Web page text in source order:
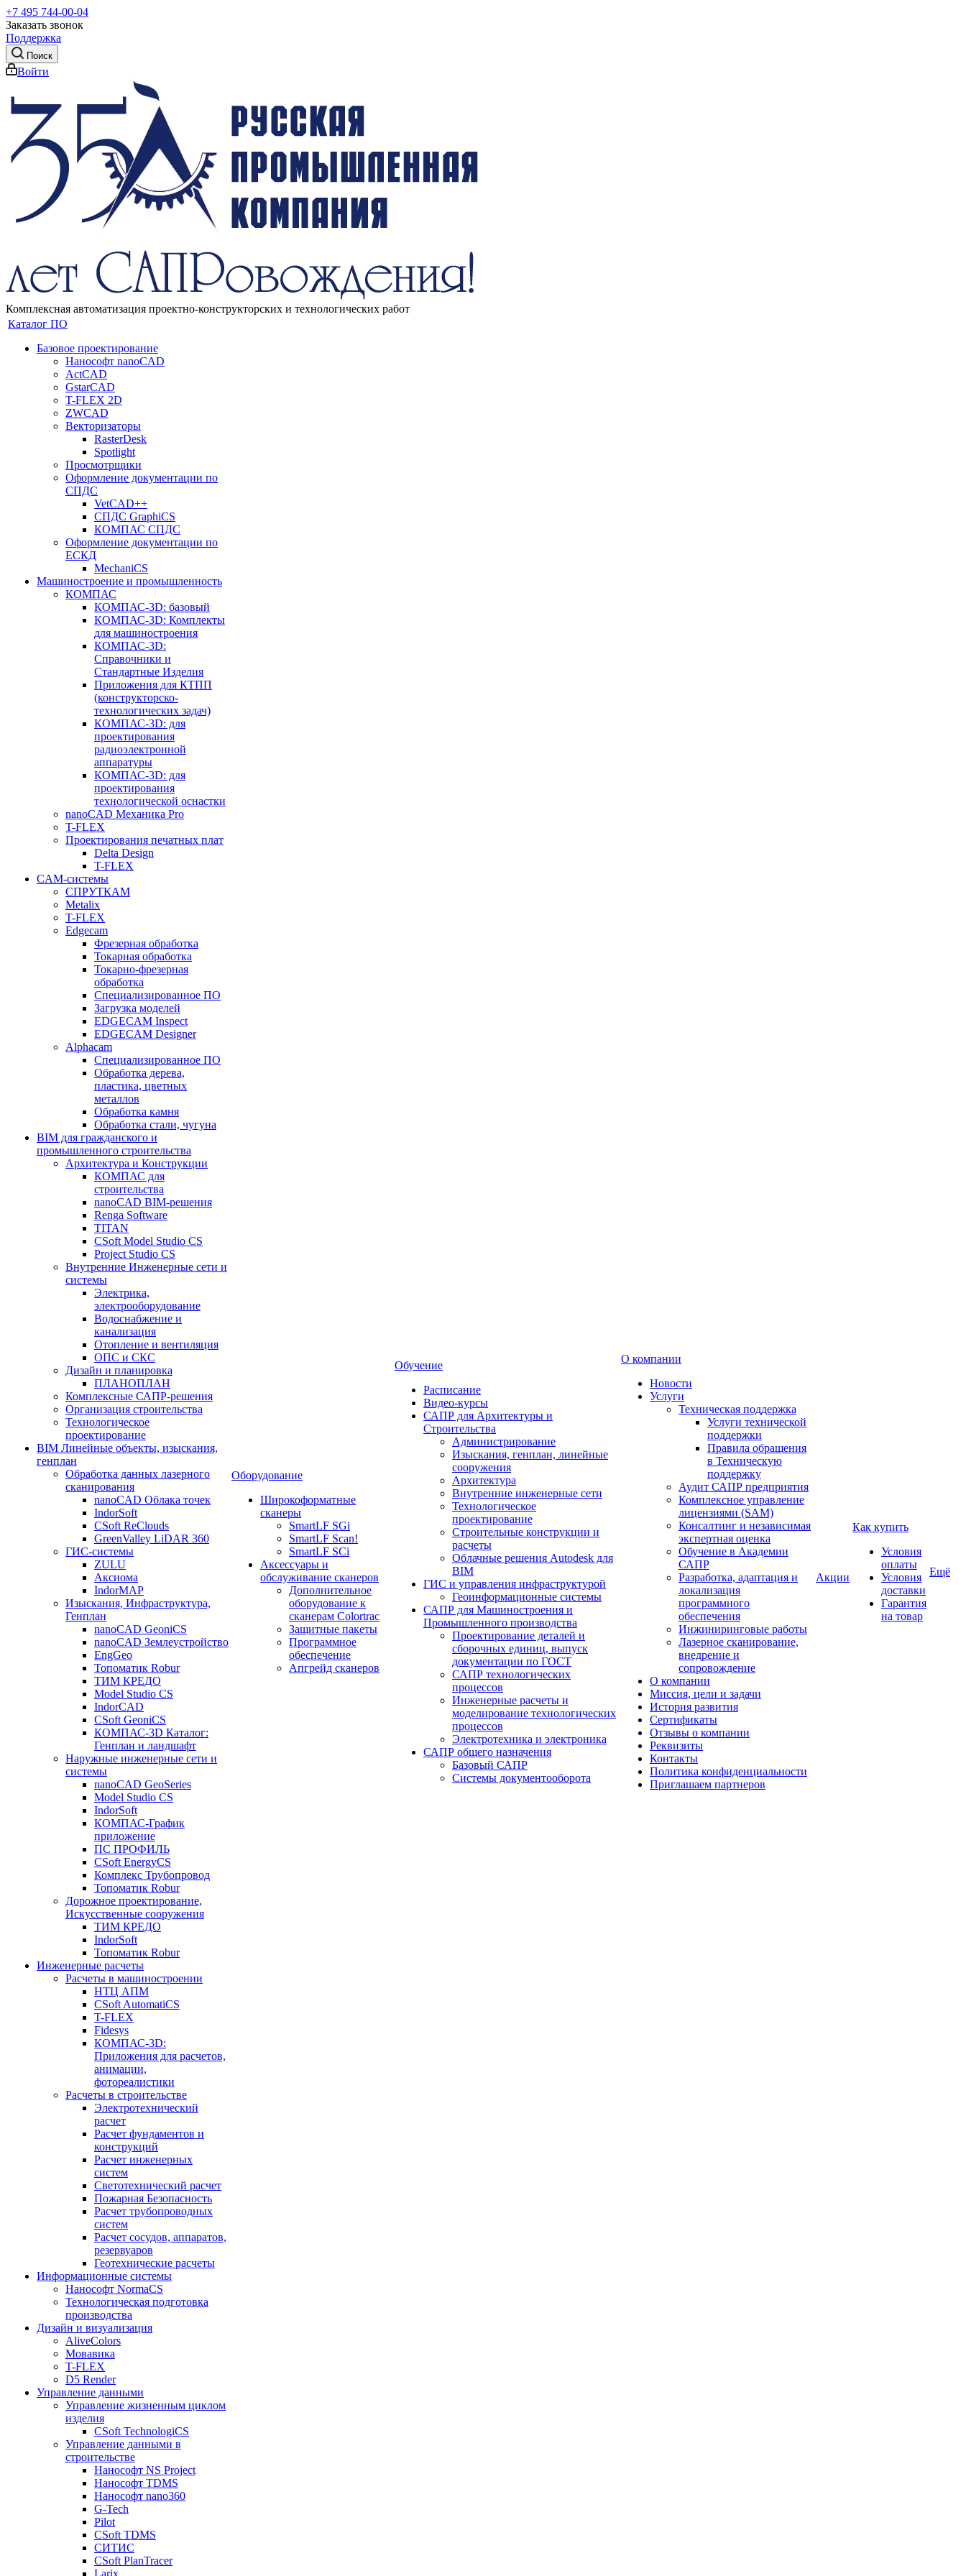
+7 495 744-00-04
Заказать звонок
Поддержка
Поиск
Войти
Комплексная автоматизация проектно-конструкторских и технологических работ
Каталог ПО
Базовое проектирование
Нанософт nanoCAD
ActCAD
GstarCAD
T-FLEX 2D
ZWCAD
Векторизаторы
RasterDesk
Spotlight
Просмотрщики
Оформление документации по
СПДС
VetCAD++
СПДС GraphiCS
КОМПАС СПДС
Оформление документации по
ЕСКД
MechaniCS
Машиностроение и промышленность
КОМПАС
КОМПАС-3D: базовый
КОМПАС-3D: Комплекты
для машиностроения
КОМПАС-3D:
Справочники и
Стандартные Изделия
Приложения для КТПП
(конструкторско-
технологических задач)
КОМПАС-3D: для
проектирования
радиоэлектронной
аппаратуры
КОМПАС-3D: для
проектирования
технологической оснастки
nanoCAD Механика Pro
T-FLEX
Проектирования печатных плат
Delta Design
T-FLEX
CAM-системы
СПРУТКAM
Metalix
T-FLEX
Edgecam
Фрезерная обработка
Токарная обработка
Токарно-фрезерная
обработка
Специализированное ПО
Загрузка моделей
EDGECAM Inspect
EDGECAM Designer
Alphacam
Специализированное ПО
Обработка дерева,
пластика, цветных
металлов
Обработка камня
Обработка стали, чугуна
BIM для гражданского и
промышленного строительства
Архитектура и Конструкции
КОМПАС для
строительства
nanoCAD BIM-решения
Renga Software
TITAN
CSoft Model Studio CS
Project Studio CS
Внутренние Инженерные сети и
системы
Электрика,
электрооборудование
Водоснабжение и
канализация
Отопление и вентиляция
ОПС и СКС
Дизайн и планировка
ПЛАНОПЛАН
Комплексные САПР-решения
Организация строительства
Технологическое
проектирование
BIM Линейные объекты, изыскания,
генплан
Обработка данных лазерного
сканирования
nanoCAD Облака точек
IndorSoft
CSoft ReClouds
GreenValley LiDAR 360
ГИС-системы
ZULU
Аксиома
IndorMAP
Изыскания, Инфраструктура,
Генплан
nanoCAD GeoniCS
nanoCAD Землеустройство
EngGeo
Топоматик Robur
ТИМ КРЕДО
Model Studio CS
IndorCAD
CSoft GeoniCS
КОМПАС-3D Каталог:
Генплан и ландшафт
Наружные инженерные сети и
системы
nanoCAD GeoSeries
Model Studio CS
IndorSoft
КОМПАС-График
приложение
ПС ПРОФИЛЬ
CSoft EnergyCS
Комплекс Трубопровод
Топоматик Robur
Дорожное проектирование,
Искусственные сооружения
ТИМ КРЕДО
IndorSoft
Топоматик Robur
Инженерные расчеты
Расчеты в машиностроении
НТЦ АПМ
CSoft AutomatiCS
T-FLEX
Fidesys
КОМПАС-3D:
Приложения для расчетов,
анимации,
фотореалистики
Расчеты в строительстве
Электротехнический
расчет
Расчет фундаментов и
конструкций
Расчет инженерных
систем
Светотехнический расчет
Пожарная Безопасность
Расчет трубопроводных
систем
Расчет сосудов, аппаратов,
резервуаров
Геотехнические расчеты
Информационные системы
Нанософт NormaCS
Технологическая подготовка
производства
Дизайн и визуализация
AliveColors
Мовавика
T-FLEX
D5 Render
Управление данными
Управление жизненным циклом
изделия
CSoft TechnologiCS
Управление данными в
строительстве
Нанософт NS Project
Нанософт TDMS
Нанософт nano360
G-Tech
Pilot
CSoft TDMS
СИТИС
CSoft PlanTracer
Larix
Оборудование
Широкоформатные
сканеры
SmartLF SGi
SmartLF Scan!
SmartLF SCi
Аксессуары и
обслуживание сканеров
Дополнительное
оборудование к
сканерам Colortrac
Защитные пакеты
Программное
обеспечение
Апгрейд сканеров
Обучение
Расписание
Видео-курсы
САПР для Архитектуры и
Строительства
Администрирование
Изыскания, генплан, линейные
сооружения
Архитектура
Внутренние инженерные сети
Технологическое
проектирование
Строительные конструкции и
расчеты
Облачные решения Autodesk для
BIM
ГИС и управления инфраструктурой
Геоинформационные системы
САПР для Машиностроения и
Промышленного производства
Проектирование деталей и
сборочных единиц, выпуск
документации по ГОСТ
САПР технологических
процессов
Инженерные расчеты и
моделирование технологических
процессов
Электротехника и электроника
САПР общего назначения
Базовый САПР
Системы документооборота
О компании
Новости
Услуги
Техническая поддержка
Услуги технической
поддержки
Правила обращения
в Техническую
поддержку
Аудит САПР предприятия
Комплексное управление
лицензиями (SAM)
Консалтинг и независимая
экспертная оценка
Обучение в Академии
САПР
Разработка, адаптация и
локализация
программного
обеспечения
Инжиниринговые работы
Лазерное сканирование,
внедрение и
сопровождение
О компании
Миссия, цели и задачи
История развития
Сертификаты
Отзывы о компании
Реквизиты
Контакты
Политика конфиденциальности
Приглашаем партнеров
Акции
Как купить
Условия
оплаты
Условия
доставки
Гарантия
на товар
Ещё